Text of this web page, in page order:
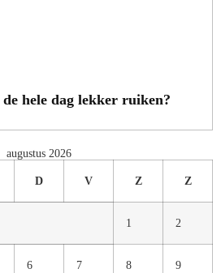
hele dag lekker ruiken?
augustus 2026
D V Z Z
1 2
6 7 8 9